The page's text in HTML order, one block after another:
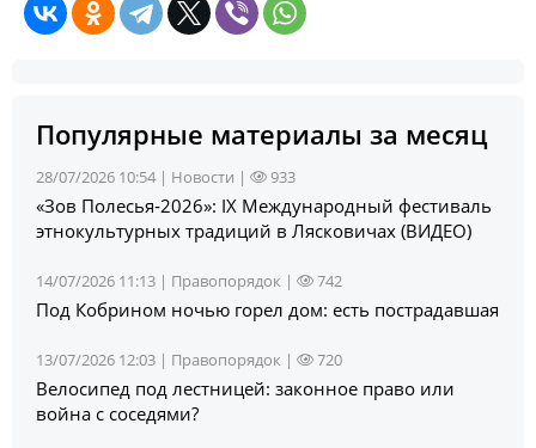
Популярные материалы за месяц
28/07/2026 10:54 | Новости | 933
«Зов Полесья‑2026»: IX Международный фестиваль
этнокультурных традиций в Лясковичах (ВИДЕО)
14/07/2026 11:13 | Правопорядок | 742
Под Кобрином ночью горел дом: есть пострадавшая
13/07/2026 12:03 | Правопорядок | 720
Велосипед под лестницей: законное право или
война с соседями?